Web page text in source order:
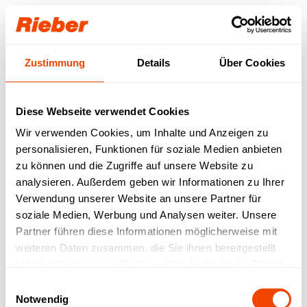
Zustimmung Details Über Cookies
Diese Webseite verwendet Cookies
Wir verwenden Cookies, um Inhalte und Anzeigen zu
personalisieren, Funktionen für soziale Medien anbieten
zu können und die Zugriffe auf unsere Website zu
analysieren. Außerdem geben wir Informationen zu Ihrer
Verwendung unserer Website an unsere Partner für
soziale Medien, Werbung und Analysen weiter. Unsere
Partner führen diese Informationen möglicherweise mit
weiteren Daten zusammen, die Sie ihnen bereitgestellt
Notwendig
Login
Unser Download-
Bereich für Sie.
Step 1: Wählen Sie Ihr Produkt / Ihre
Produktfamilie aus
Step 2: Wählen sie Ihren Download-Typ aus
FREI VERFÜGBAR
| Datenblätter |
Betriebsanleitungen | Prospekte | Kataloge
MIT LOGIN VERFÜGBAR| Bruttopreislisten |
Verfügbare Downloads werden abgerufen…